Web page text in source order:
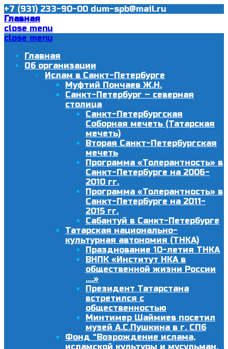
+7 (931) 233-90-00 dum-spb@mail.ru
Главная
close menu
close menu
Главная
Об организации
Ислам в Санкт-Петербурге
Муфтий Пончаев Ж.Н.
Санкт-Петербург – северная
столица
Санкт-Петербургская
Соборная мечеть (Татарская
мечеть)
Вторая Санкт-Петербургская
мечеть
Программа «Толерантность» в
Санкт-Петербурге на 2006-
2010 гг.
Программа «Толерантность» в
Санкт-Петербурге на 2011-
2015 гг.
Сабантуй в Санкт-Петербурге
Татарская национально-
культурная автономия (ТНКА)
Празднование 10-летия ТНКА
ВНПК «Институт НКА в
общественной жизни России
….»
Президент Татарстана
встретился с
общественностью
Минтимер Шаймиев посетил
музей А.С.Пушкина в г. СПб
Фонд “Возрождение ислама,
исламской культуры и мусульман.